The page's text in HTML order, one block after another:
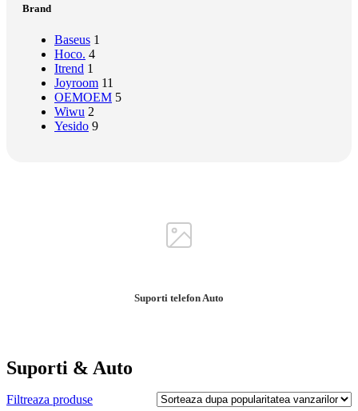
Brand
Baseus 1
Hoco. 4
Itrend 1
Joyroom 11
OEMOEM 5
Wiwu 2
Yesido 9
Suporti telefon Auto
Suporti & Auto
Filtreaza produse